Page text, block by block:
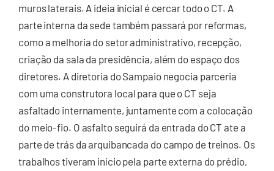
muros laterais. A ideia inicial é cercar todo o CT. A
parte interna da sede também passará por reformas,
como a melhoria do setor administrativo, recepção,
criação da sala da presidência, além do espaço dos
diretores. A diretoria do Sampaio negocia parceria
com uma construtora local para que o CT seja
asfaltado internamente, juntamente com a colocação
do meio-fio. O asfalto seguirá da entrada do CT ate a
parte de trás da arquibancada do campo de treinos. Os
trabalhos tiveram início pela parte externa do prédio,